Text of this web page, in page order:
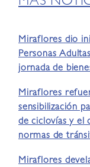
Miraflores dio
Personas
jornada de
Miraflores
sensibilización
de ciclovías y el
normas de
Miraflores